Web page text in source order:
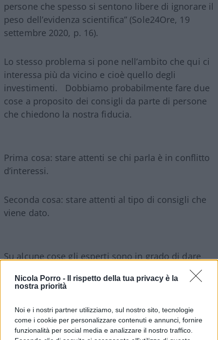
Nicola Porro -
Il rispetto della tua privacy è la
nostra priorità
Noi e i nostri partner utilizziamo, sul nostro sito, tecnologie
come i cookie per personalizzare contenuti e annunci, fornire
funzionalità per social media e analizzare il nostro traffico.
persone che spesso si sentono libere di ignorare il
peso dell’evidenza scientifica” (Sole24Ore, 19
settembre 2020, p. 16).
Lo stesso problema si pone nell’ambito che qui ci
interessa più da vicino e cioè quello degli
investimenti. Dobbiamo probabilmente fare due
cose a proposito dei consigli da parte di persone
che chiedono la nostra fiducia.
Prima cosa: stare attenti se chi parla è in conflitto
d’interessi.
Seconda cosa: stare attenti al tipo di consigli che
viene dato.
Su alcune cose gli esperti sono in grado di dare
sicuramente sulle grandi linee di tendenza, sui
Questo è un tema su cui siamo tornati più volte.
Se, per esempio, considerate l’universo dei fondi,
potete appurare che i fondi che hanno investito